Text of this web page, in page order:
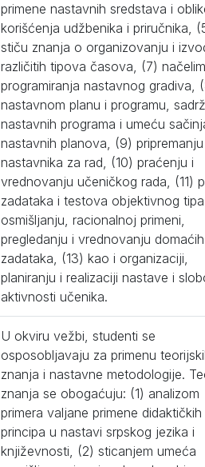
primene nastavnih sredstava i
korišćenja udžbenika i priručnika,
stiču znanja o organizovanju i
različitih tipova časova, (7)
programiranja nastavnog gradiva,
nastavnom planu i programu,
nastavnih programa i umeću
nastavnih planova, (9) pripremanju
nastavnika za rad, (10) praćenju i
vrednovanju učeničkog rada, (11)
zadataka i testova objektivnog
osmišljanju, racionalnoj primeni,
pregledanju i vrednovanju domaćih
zadataka, (13) kao i organizaciji,
planiranju i realizaciji nastave i
aktivnosti učenika.
U okviru vežbi, studenti se
osposobljavaju za primenu
znanja i nastavne metodologije.
znanja se obogaćuju: (1) analizom
primera valjane primene didaktičkih
principa u nastavi srpskog jezika i
književnosti, (2) sticanjem umeća